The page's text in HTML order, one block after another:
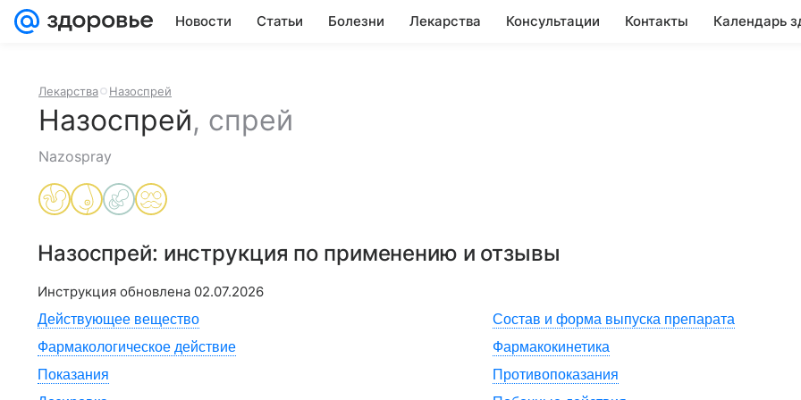
Новости Статьи Болезни Лекарства Консультации Контакты Календарь
Лекарства Назоспрей
Назоспрей, спрей
Nazospray
Назоспрей: инструкция по применению и отзывы
Инструкция обновлена 02.07.2026
Действующее вещество
Состав и форма выпуска препарата
Фармакологическое действие
Фармакокинетика
Показания
Противопоказания